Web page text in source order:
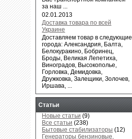
за наш ...
02.01.2013
Доставка товара по всей
Украине
Доставляем товар в следующие
города: Александрия, Балта,
Белокуракино, Бобринец,
Броды, Великая Лепетиха,
Виноградов, Высокополье,
Горловка, Демидовка,
Дружковка, Залещики, Золочев,
Иршава, ...
Статьи
Новые статьи (9)
Все статьи (238)
Бытовые стабилизаторы (12)
Генераторы бензиновые,